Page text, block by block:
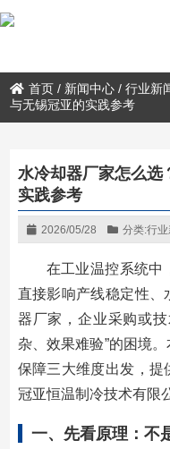
首页 / 新闻中心 /行业新
与无锡冠亚的实践参考
水冷却器厂家怎么选
实践参考
2026/05/28 分类:行业
在工业温控系统中
直接影响产线稳定性、
器厂家，企业采购或
杂、效果难验”的困境
保障三大维度出发，提
冠亚恒温制冷技术有限
一、先看原理：不